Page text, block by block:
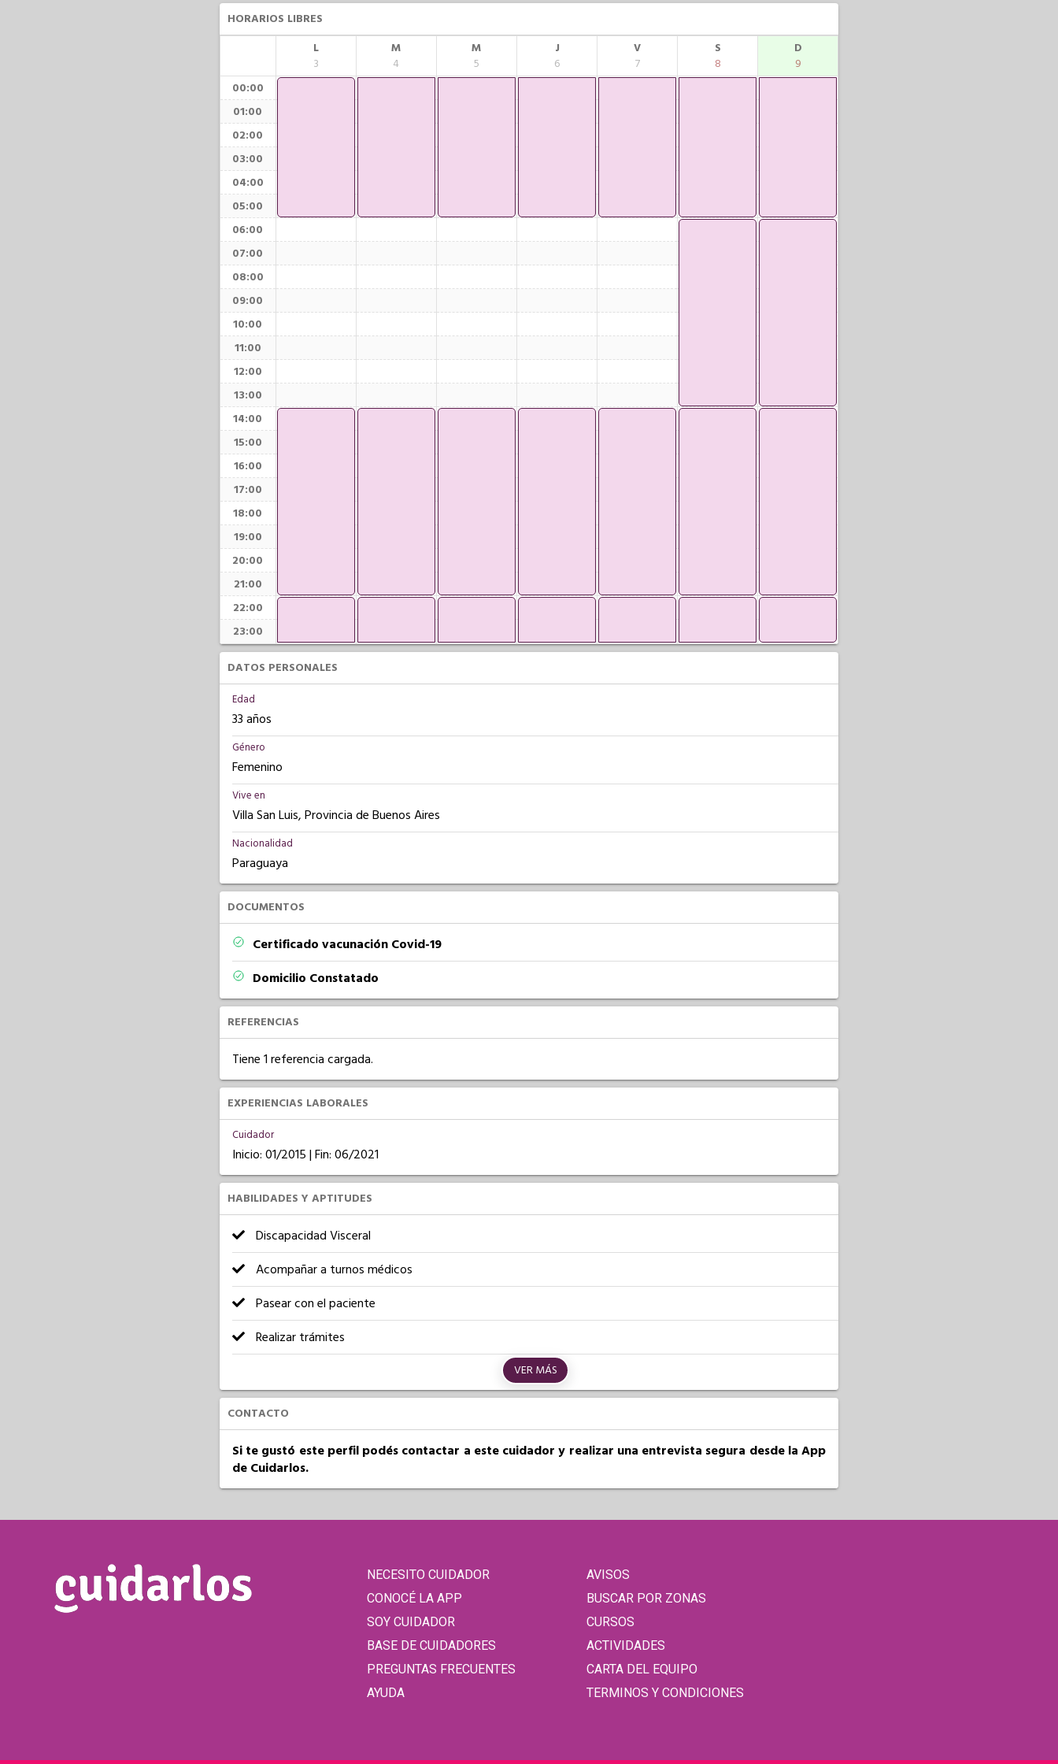
HORARIOS LIBRES
L
3
M
4
M
5
J
6
V
7
S
8
D
9
00:00
01:00
02:00
03:00
04:00
05:00
06:00
07:00
08:00
09:00
10:00
11:00
12:00
13:00
14:00
15:00
16:00
17:00
18:00
19:00
20:00
21:00
22:00
23:00
DATOS PERSONALES
Edad
33 años
Género
Femenino
Vive en
Villa San Luis, Provincia de Buenos Aires
Nacionalidad
Paraguaya
DOCUMENTOS
Certificado vacunación Covid-19
Domicilio Constatado
REFERENCIAS
Tiene 1 referencia cargada.
EXPERIENCIAS LABORALES
Cuidador
Inicio: 01/2015 | Fin: 06/2021
HABILIDADES Y APTITUDES
Discapacidad Visceral
Acompañar a turnos médicos
Pasear con el paciente
Realizar trámites
VER MÁS
CONTACTO
Si te gustó este perfil podés contactar a este cuidador y realizar una entrevista segura desde la App
de Cuidarlos.
NECESITO CUIDADOR
CONOCÉ LA APP
SOY CUIDADOR
BASE DE CUIDADORES
PREGUNTAS FRECUENTES
AYUDA
AVISOS
BUSCAR POR ZONAS
CURSOS
ACTIVIDADES
CARTA DEL EQUIPO
TERMINOS Y CONDICIONES